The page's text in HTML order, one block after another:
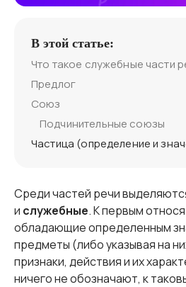
В этой статье:
Что такое служебные части
Предлог
Союз
Подчинительные союзы
Частица (определение и
Среди частей речи
и служебные. К первым
обладающие определенным
предметы (либо указывая на
признаки, действия и их
ничего не обозначают, к